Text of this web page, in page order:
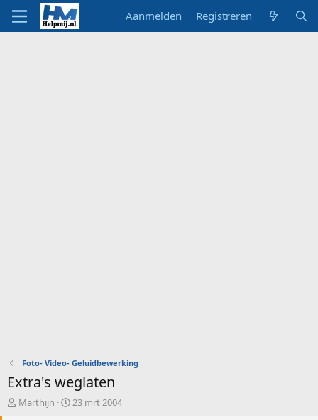
Aanmelden Registreren
Foto- Video- Geluidbewerking
Extra's weglaten
O
Marthijn
S
23 mrt 2004